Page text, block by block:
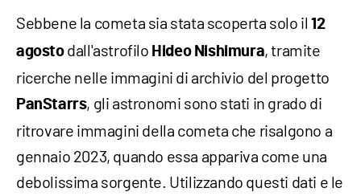
Sebbene la cometa sia stata scoperta solo il 12
agostodall'astrofilo Hideo Nishimura, tramite
ricerche nelle immagini di archivio del progetto
PanStarrs, gli astronomi sono stati in grado di
ritrovare immagini della cometa che risalgono a
gennaio 2023, quando essa appariva come una
debolissima sorgente. Utilizzando questi dati e le